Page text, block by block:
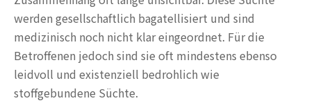
werden gesellschaftlich bagatellisiert und sind
medizinisch noch nicht klar eingeordnet. Für die
Betroffenen jedoch sind sie oft mindestens ebenso
leidvoll und existenziell bedrohlich wie
stoffgebundene Süchte.